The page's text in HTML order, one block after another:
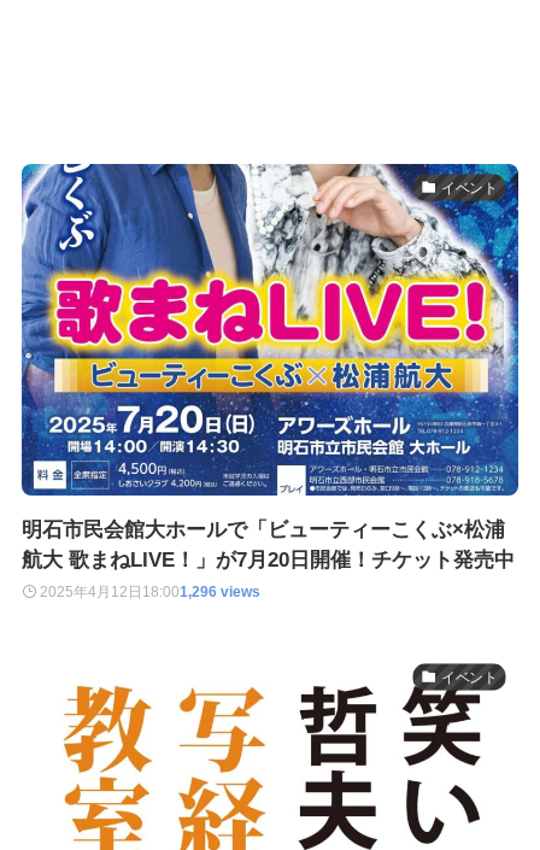
イベント
明石市民会館大ホールで「ビューティーこくぶ×松浦
航大 歌まねLIVE！」が7月20日開催！チケット発売中
2025年4月12日 18:001,296 views
イベント